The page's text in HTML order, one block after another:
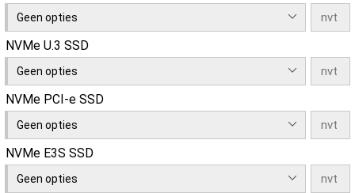
Geen opties
NVMe U.3 SSD
Geen opties
NVMe PCI-e SSD
Geen opties
NVMe E3S SSD
Geen opties